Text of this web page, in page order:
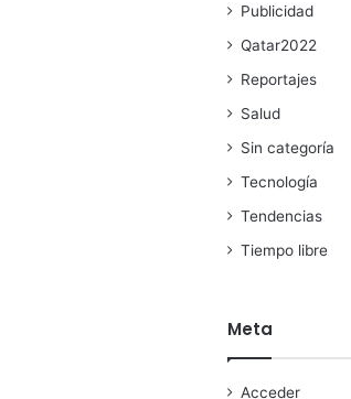
Publicidad
Qatar2022
Reportajes
Salud
Sin categoría
Tecnología
Tendencias
Tiempo libre
Meta
Acceder